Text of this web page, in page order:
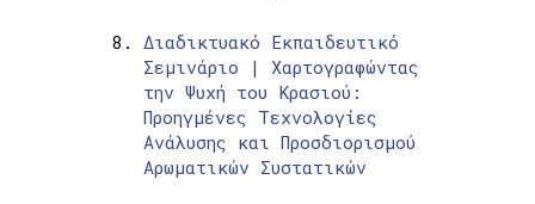
Διαδικτυακό Εκπαιδευτικό
Σεμινάριο | Χαρτογραφώντας
την Ψυχή του Κρασιού:
Προηγμένες Τεχνολογίες
Ανάλυσης και Προσδιορισμού
Αρωματικών Συστατικών